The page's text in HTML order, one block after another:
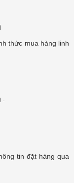
thức mua hàng linh
tin đặt hàng qua